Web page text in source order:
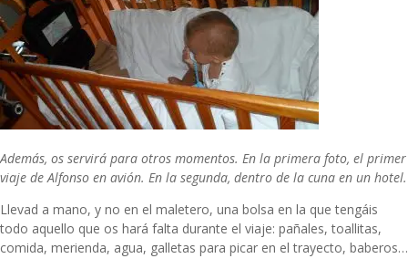
Además, os servirá para otros momentos. En la primera foto, el primer
viaje de Alfonso en avión. En la segunda, dentro de la cuna en un hotel.
Llevad a mano, y no en el maletero, una bolsa en la que tengáis
todo aquello que os hará falta durante el viaje: pañales, toallitas,
comida, merienda, agua, galletas para picar en el trayecto, baberos…